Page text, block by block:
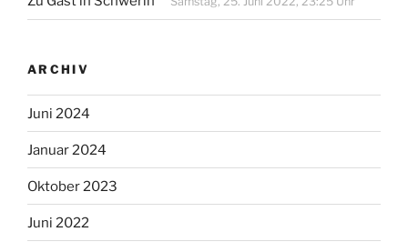
ARCHIV
Juni 2024
Januar 2024
Oktober 2023
Juni 2022